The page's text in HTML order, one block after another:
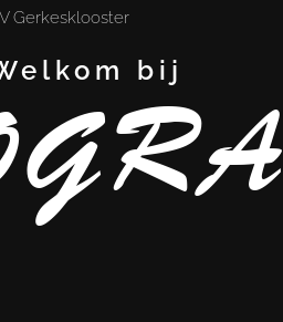
Gerkesklooster
bij